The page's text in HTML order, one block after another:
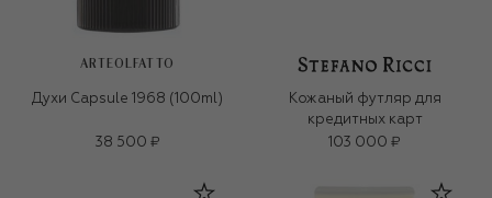
ARTEOLFATTO
Духи Capsule 1968 (100ml)
38 500 ₽
Кожаный футляр для
кредитных карт
103 000 ₽